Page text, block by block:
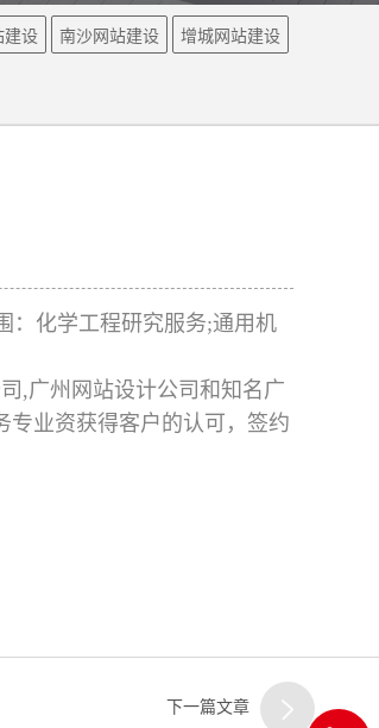
建设 南沙网站建设 增城网站建设
：化学工程研究服务;通用机
,广州网站设计公司和知名广
专业资获得客户的认可，签约
下一篇文章